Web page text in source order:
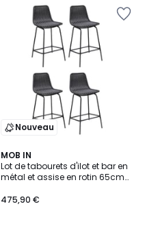
Nouveau
MOB IN
Lot de tabourets d'ilot et bar en
métal et assise en rotin 65cm
475,90 €
2
Couleurs